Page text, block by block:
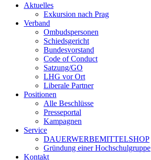
Aktuelles
Exkursion nach Prag
Verband
Ombudspersonen
Schiedsgericht
Bundesvorstand
Code of Conduct
Satzung/GO
LHG vor Ort
Liberale Partner
Positionen
Alle Beschlüsse
Presseportal
Kampagnen
Service
DAUERWERBEMITTELSHOP
Gründung einer Hochschulgruppe
Kontakt